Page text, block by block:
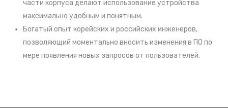
части корпуса делают использование устройства
максимально удобным и понятным.
Богатый опыт корейских и российских инженеров,
позволяющий моментально вносить изменения в ПО по
мере появления новых запросов от пользователей.